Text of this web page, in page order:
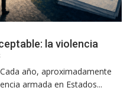
la violencia
año, aproximadamente
armada en Estados...